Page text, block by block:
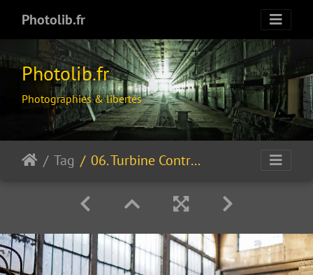
Photolib.fr
Photolib.fr
Photographies & libertés
Tag 06. Turbine Controls